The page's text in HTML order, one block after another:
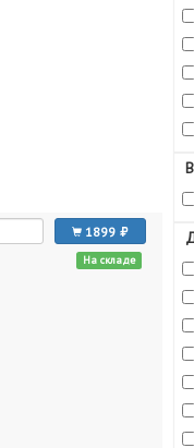
1899
На складе